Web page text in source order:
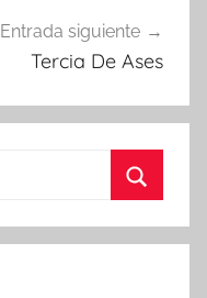
Entrada siguiente
Tercia De Ases